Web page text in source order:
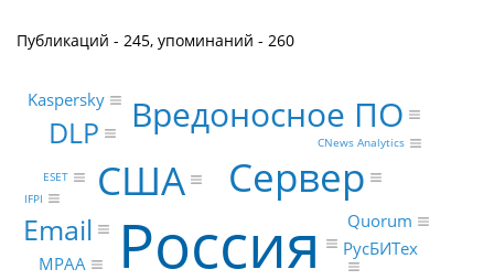
Публикаций - 245, упоминаний - 260
Россия
Сервер
США
Вредоносное ПО
DLP
Email
Kaspersky
МРАА
РусБИТех
Quorum
ESET
IFPI
CNews Analytics